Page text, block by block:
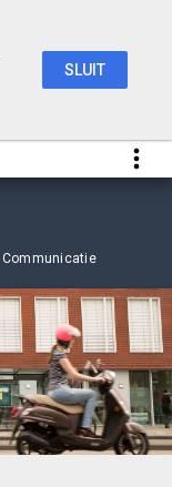
Communicatie
SLUIT